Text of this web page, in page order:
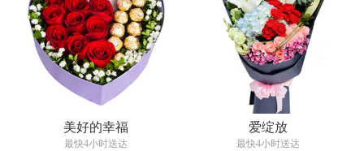
美好的幸福
最快4小时送达
爱绽放
最快4小时送达